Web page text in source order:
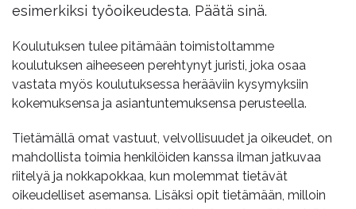
esimerkiksi työoikeudesta. Päätä sinä.
Koulutuksen tulee pitämään toimistoltamme
koulutuksen aiheeseen perehtynyt juristi, joka osaa
vastata myös koulutuksessa herääviin kysymyksiin
kokemuksensa ja asiantuntemuksensa perusteella.
Tietämällä omat vastuut, velvollisuudet ja oikeudet, on
mahdollista toimia henkilöiden kanssa ilman jatkuvaa
riitelyä ja nokkapokkaa, kun molemmat tietävät
oikeudelliset asemansa. Lisäksi opit tietämään, milloin